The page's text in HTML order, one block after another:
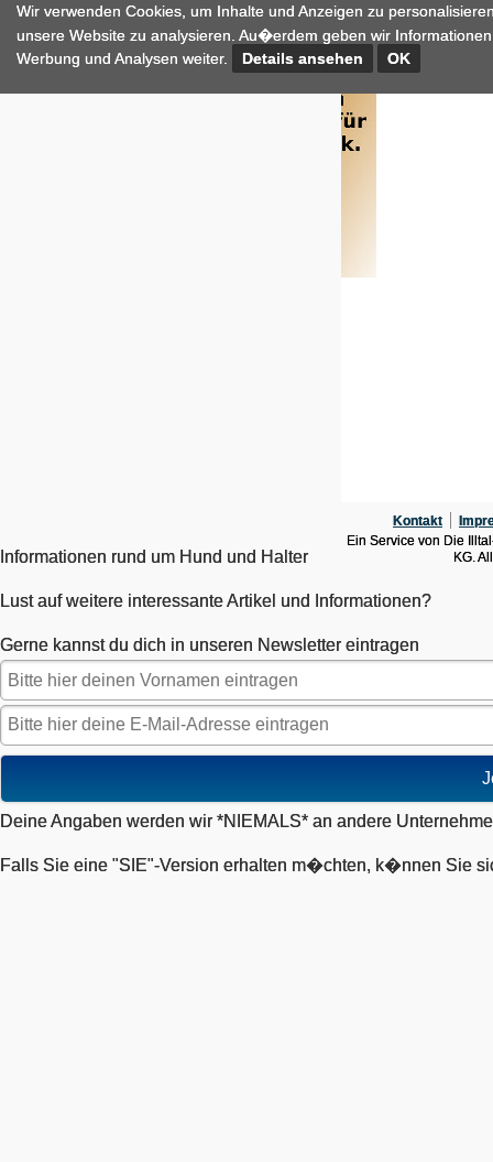
Wir verwenden Cookies, um Inhalte und Anzeigen zu
unsere Website zu analysieren. Au�erdem geben wir
Werbung und Analysen weiter.
Details ansehen OK
Kontakt
Ein Service von Die
KG.
Informationen rund um Hund und Halter
Lust auf weitere interessante Artikel und Informationen?
Gerne kannst du dich in unseren Newsletter eintragen
Deine Angaben werden wir *NIEMALS* an andere
Falls Sie eine "SIE"-Version erhalten m�chten, k�nnen Sie